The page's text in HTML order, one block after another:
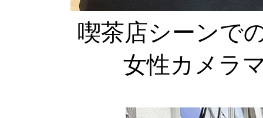
喫茶店シーンで
女性カメラ